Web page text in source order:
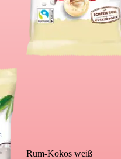
Čokoladne Banane XL Wildberry
Rum-Kokos weiß